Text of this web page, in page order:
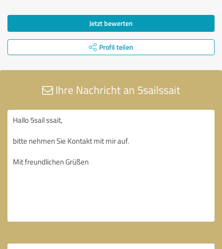
Jetzt bewerten
Profil teilen
Ihre Nachricht an 5sailssait